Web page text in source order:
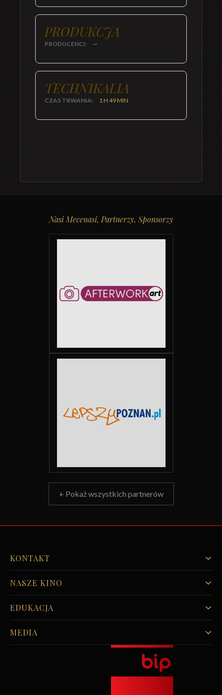
PRODUKCJA
PRODUCENCI: —
TECHNIKALIA
CZAS TRWANIA: 1 H 49 MIN
Nasi Mecenasi, Partnerzy, Sponsorzy
+ Pokaż wszystkich partnerów
KONTAKT
NASZE KINO
EDUKACJA
MEDIA